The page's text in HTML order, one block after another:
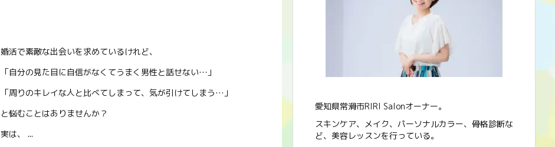
婚活で素敵な出会いを求めているけれど、
「自分の見た目に自信がなくてうまく男性と話せない…」
「周りのキレイな人と比べてしまって、気が引けてしまう…」
と悩むことはありませんか？
実は、 ...
愛知県常滑市RIRI Salonオーナー。
スキンケア、メイク、パーソナルカラー、骨格診断な
ど、美容レッスンを行っている。